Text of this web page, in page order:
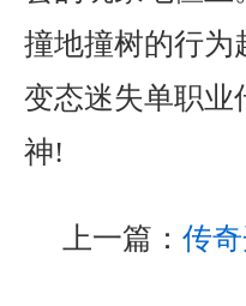
撞地撞树的行为
变态迷失单职业
神!
上一篇： 传